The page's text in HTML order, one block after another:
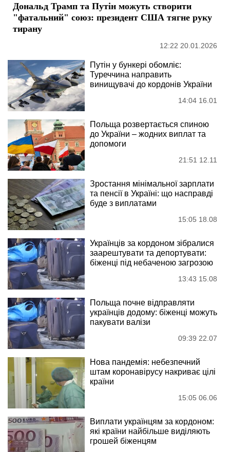
Дональд Трамп та Путін можуть створити
"фатальний" союз: президент США тягне руку
тирану
12:22 20.01.2026
Путін у бункері обомліє:
Туреччина направить
винищувачі до кордонів України
14:04 16.01
Польща розвертається спиною
до України – жодних виплат та
допомоги
21:51 12.11
Зростання мінімальної зарплати
та пенсії в Україні: що насправді
буде з виплатами
15:05 18.08
Українців за кордоном зібралися
заарештувати та депортувати:
біженці під небаченою загрозою
13:43 15.08
Польща почне відправляти
українців додому: біженці можуть
пакувати валізи
09:39 22.07
Нова пандемія: небезпечний
штам коронавірусу накриває цілі
країни
15:05 06.06
Виплати українцям за кордоном:
які країни найбільше виділяють
грошей біженцям